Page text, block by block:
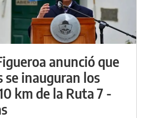
anunció que
se inauguran los
km de la Ruta 7 -